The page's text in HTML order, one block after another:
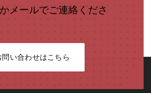
メールでご連絡くださ
問い合わせはこちら